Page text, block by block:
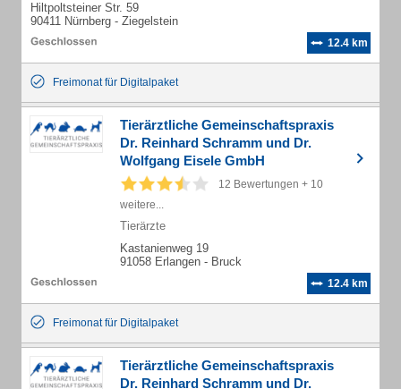
Hiltpoltsteiner Str. 59
90411 Nürnberg - Ziegelstein
12.4 km
Freimonat für Digitalpaket
Tierärztliche Gemeinschaftspraxis
Dr. Reinhard Schramm und Dr.
Wolfgang Eisele GmbH
12 Bewertungen + 10
weitere...
Tierärzte
Kastanienweg 19
91058 Erlangen - Bruck
12.4 km
Freimonat für Digitalpaket
Tierärztliche Gemeinschaftspraxis
Dr. Reinhard Schramm und Dr.